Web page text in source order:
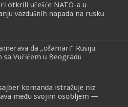
otkrili učešće NATO-a u
vazdušnih napada na rusku
da „ošamari“ Rusiju
sa Vučićem u Beogradu
komanda istražuje niz
među svojim osobljem —